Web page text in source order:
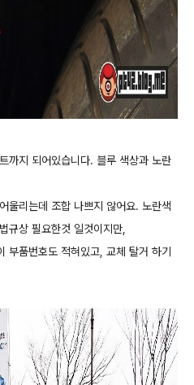
까지 되어있습니다. 블루 색상과 노란
울리는데 조합 나쁘지 않어요. 노란색
규상 필요한것 일것이지만,
부품번호도 적혀있고, 교체 탈거 하기